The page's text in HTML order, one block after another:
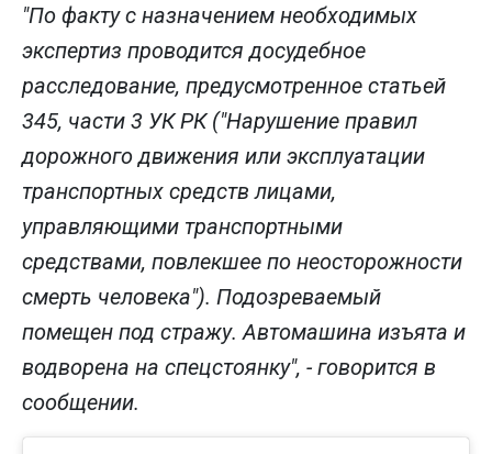
"По факту с назначением необходимых
экспертиз проводится досудебное
расследование, предусмотренное статьей
345, части 3 УК РК ("Нарушение правил
дорожного движения или эксплуатации
транспортных средств лицами,
управляющими транспортными
средствами, повлекшее по неосторожности
смерть человека"). Подозреваемый
помещен под стражу. Автомашина изъята и
водворена на спецстоянку", - говорится в
сообщении.